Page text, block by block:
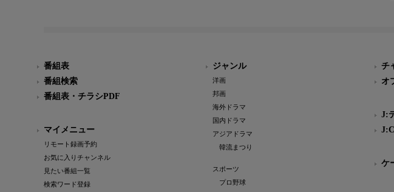
番組表
番組検索
番組表・チラシPDF
マイメニュー
リモート録画予約
お気に入りチャンネル
見たい番組一覧
検索ワード登録
ジャンル
洋画
邦画
海外ドラマ
国内ドラマ
アジアドラマ
韓流まつり
スポーツ
プロ野球
チ
オ
J:
ケ